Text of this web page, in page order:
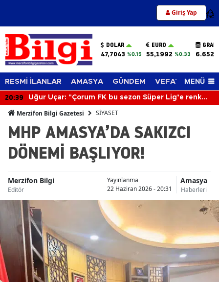
Giriş Yap 12
DOLAR
47,7043 %0.15
EURO
55,1992 %0.33
RESMİ İLANLAR AMASYA GÜNDEM VEFAT EDENLER
MENÜ
20:39
Uğur Uçar: "Çorum FK bu sezon Süper Lig’e renk
Merzifon Bilgi Gazetesi SİYASET
MHP AMASYA’DA SAKIZCI
DÖNEMİ BAŞLIYOR!
Merzifon Bilgi
Editör
Yayınlanma
22 Haziran 2026 - 20:31
Amasya
Haberleri